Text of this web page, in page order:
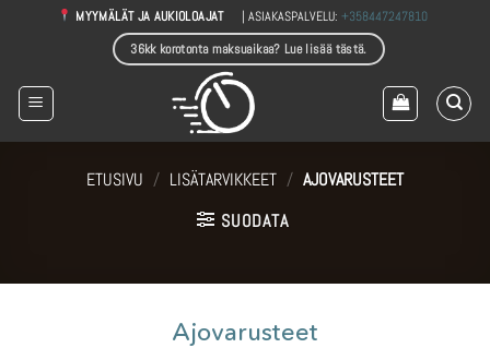
MYYMÄLÄT JA AUKIOLOAJAT | ASIAKASPALVELU:+358447247810
36kk korotonta maksuaikaa? Lue lisää tästä.
ETUSIVU / LISÄTARVIKKEET / AJOVARUSTEET
SUODATA
Ajovarusteet